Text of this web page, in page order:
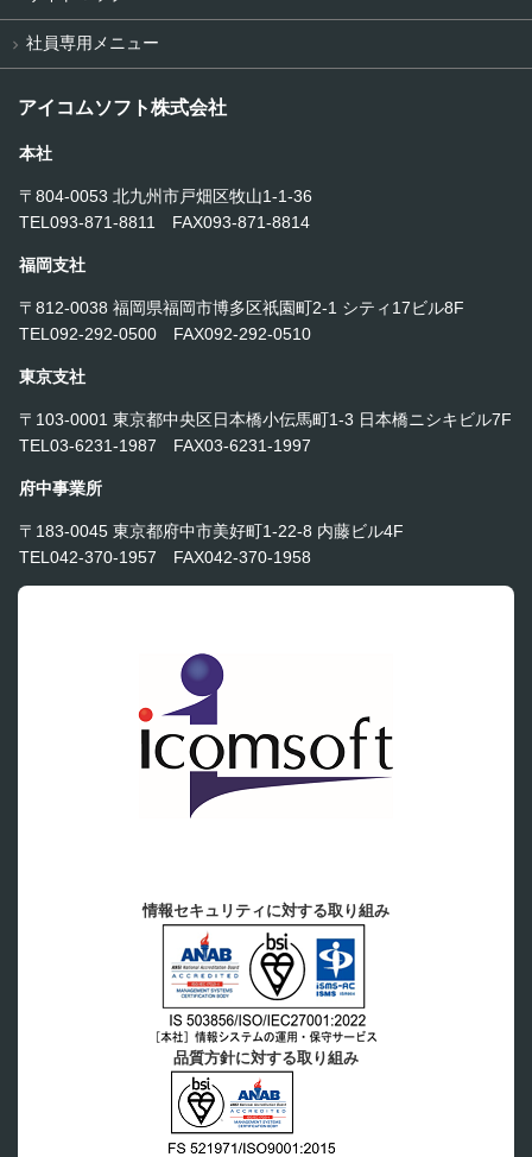
社員専用メニュー
アイコムソフト株式会社
本社
〒804-0053 北九州市戸畑区牧山1-1-36
TEL093-871-8811 FAX093-871-8814
福岡支社
〒812-0038 福岡県福岡市博多区祇園町2-1 シティ17ビル8F
TEL092-292-0500 FAX092-292-0510
東京支社
〒103-0001 東京都中央区日本橋小伝馬町1-3 日本橋ニシキビル7F
TEL03-6231-1987 FAX03-6231-1997
府中事業所
〒183-0045 東京都府中市美好町1-22-8 内藤ビル4F
TEL042-370-1957 FAX042-370-1958
情報セキュリティに対する取り組み
品質方針に対する取り組み